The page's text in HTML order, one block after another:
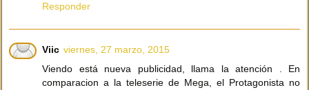
Responder
Viic viernes, 27 marzo, 2015
Viendo está nueva publicidad, llama la atención . En
comparacion a la teleserie de Mega, el Protagonista no